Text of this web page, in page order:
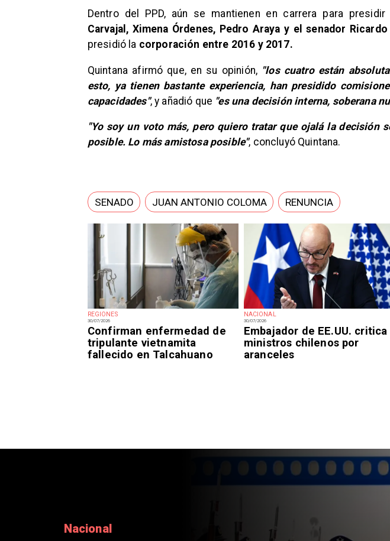
REGIONES
30/07/2026
Confirman enfermedad de
tripulante vietnamita
fallecido en Talcahuano
NACIONAL
30/07/2026
Embajador de EE.UU. critica
ministros chilenos por
aranceles
​Dentro del PPD, aún se mantienen en carrera para
Carvajal, Ximena Órdenes, Pedro Araya y el senador
presidió la corporación entre 2016 y 2017.
​Quintana afirmó que, en su opinión, "los cuatro están
esto, ya tienen bastante experiencia, han presidido
capacidades", y añadió que "es una decisión interna, soberana
​"Yo soy un voto más, pero quiero tratar que ojalá la decisión
posible. Lo más amistosa posible", concluyó Quintana.
SENADO JUAN ANTONIO COLOMA RENUNCIA
Regiones